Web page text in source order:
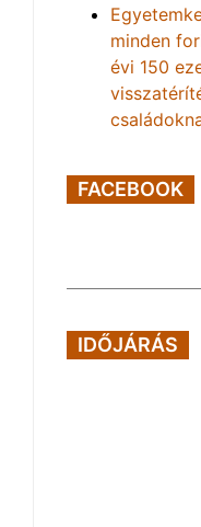
minden
évi 150
FACEBOOK
IDŐJÁRÁS